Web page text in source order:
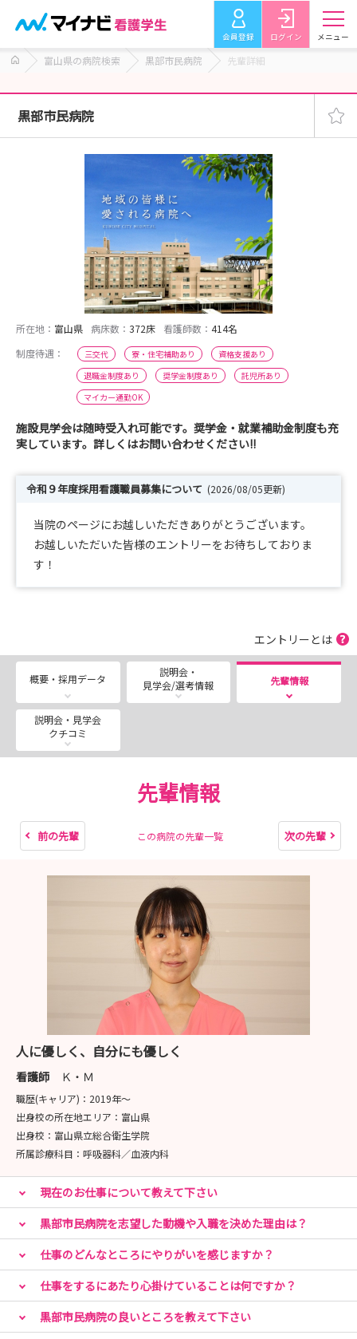
会員登録 ログイン メニュー
富山県の病院検索 黒部市民病院 先輩詳細
黒部市民病院
所在地： 富山県 病床数： 372床 看護師数： 414名
制度待遇：
三交代 寮・住宅補助あり
資格支援あり
退職金制度あり
奨学金制度あり
託児所あり
マイカー通勤OK
施設見学会は随時受入れ可能です。奨学金・就業補助金制度も充
実しています。詳しくはお問い合わせください!!
令和９年度採用看護職員募集について (2026/08/05更新)
当院のページにお越しいただきありがとうございます。
お越しいただいた皆様のエントリーをお待ちしておりま
す！
エントリーとは
概要・採用データ
説明会・
見学会/選考情報
先輩情報
説明会・見学会
クチコミ
先輩情報
前の先輩 この病院の先輩一覧 次の先輩
人に優しく、自分にも優しく
看護師 Ｋ・Ｍ
職歴(キャリア)： 2019年〜
出身校の所在地エリア： 富山県
出身校： 富山県立総合衛生学院
所属診療科目： 呼吸器科／血液内科
現在のお仕事について教えて下さい
黒部市民病院を志望した動機や入職を決めた理由は？
仕事のどんなところにやりがいを感じますか？
仕事をするにあたり心掛けていることは何ですか？
黒部市民病院の良いところを教えて下さい